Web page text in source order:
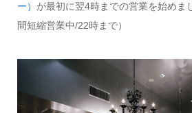
ー） が最初に翌4時までの営業を始めま
間短縮営業中/22時まで）